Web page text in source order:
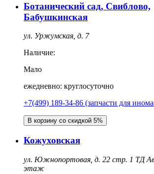
Ботанический сад, Свиблово,
Бабушкинская
ул. Уржумская, д. 7
Наличие:
Мало
ежедневно: круглосуточно
+7(499) 189-34-86 (запчасти для
В корзину со скидкой 5%
Кожуховская
ул. Южнопортовая, д. 22 стр. 1 ТД
этаж